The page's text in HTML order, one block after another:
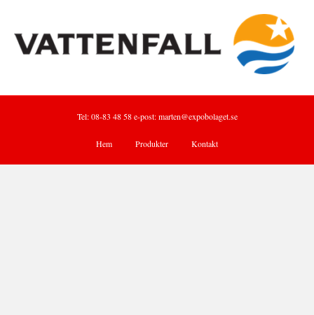
Tel: 08-83 48 58 e-post:marten@expobolaget.se
Hem Produkter Kontakt